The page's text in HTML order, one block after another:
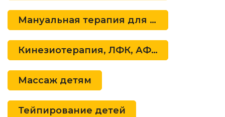
Мануальная терапия для детей
Кинезиотерапия, ЛФК, АФК для детей
Массаж детям
Тейпирование детей